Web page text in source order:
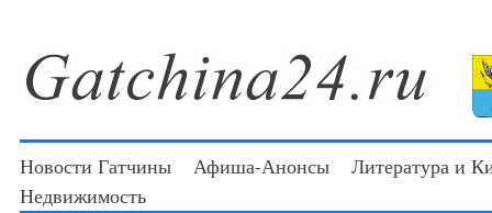
Новости Гатчины Афиша-Анонсы
Литература и
Недвижимость